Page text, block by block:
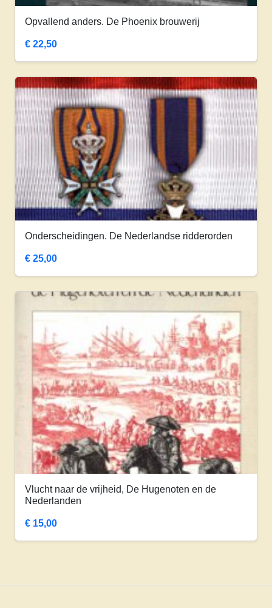
Opvallend anders. De Phoenix brouwerij
€ 22,50
Onderscheidingen. De Nederlandse ridderorden
€ 25,00
Vlucht naar de vrijheid, De Hugenoten en de
Nederlanden
€ 15,00